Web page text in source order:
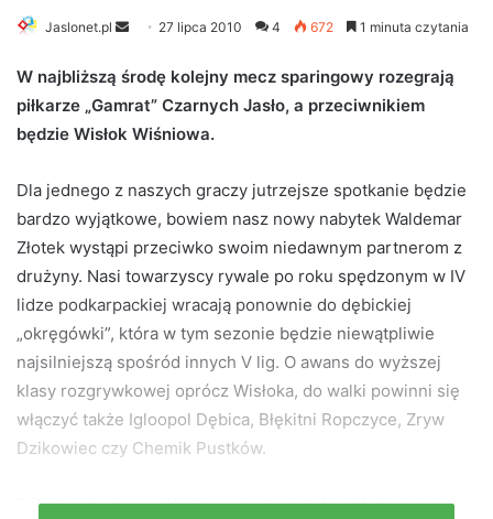
Jaslonet.pl
n
d
a
e
m
27 lipca 2010 4 672 1 minuta czytania
W najbliższą środę kolejny mecz sparingowy rozegrają
piłkarze „Gamrat” Czarnych Jasło, a przeciwnikiem
będzie Wisłok Wiśniowa.
Dla jednego z naszych graczy jutrzejsze spotkanie będzie
bardzo wyjątkowe, bowiem nasz nowy nabytek Waldemar
Złotek wystąpi przeciwko swoim niedawnym partnerom z
drużyny. Nasi towarzyscy rywale po roku spędzonym w IV
lidze podkarpackiej wracają ponownie do dębickiej
„okręgówki”, która w tym sezonie będzie niewątpliwie
najsilniejszą spośród innych V lig. O awans do wyższej
klasy rozgrywkowej oprócz Wisłoka, do walki powinni się
włączyć także Igloopol Dębica, Błękitni Ropczyce, Zryw
Dzikowiec czy Chemik Pustków.
Póki co włodarze z Wiśniowej zatrzymali w klubie swoich